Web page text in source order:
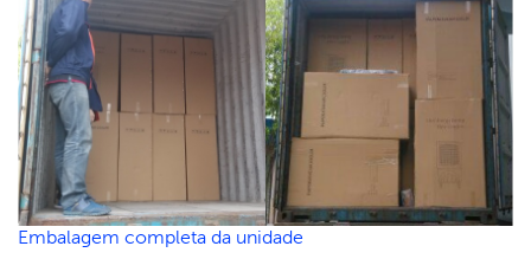
Embalagem completa da unidade